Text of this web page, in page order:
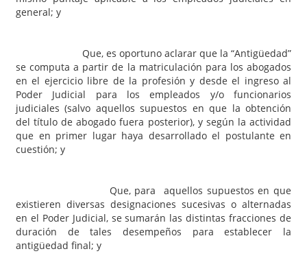
general; y
Que, es oportuno aclarar que la “Antigüedad”
se computa a partir de la matriculación para los abogados
en el ejercicio libre de la profesión y desde el ingreso al
Poder Judicial para los empleados y/o funcionarios
judiciales (salvo aquellos supuestos en que la obtención
del título de abogado fuera posterior), y según la actividad
que en primer lugar haya desarrollado el postulante en
cuestión; y
Que, para aquellos supuestos en que
existieren diversas designaciones sucesivas o alternadas
en el Poder Judicial, se sumarán las distintas fracciones de
duración de tales desempeños para establecer la
antigüedad final; y